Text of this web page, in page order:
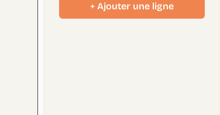
+ Ajouter une ligne